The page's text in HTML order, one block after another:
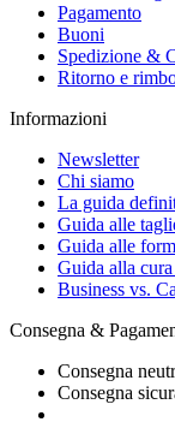
Pagamento
Buoni
Spedizione &
Ritorno e
Informazioni
Newsletter
Chi siamo
La guida
Guida alle
Guida alle
Guida alla
Business vs.
Consegna &
Consegna
Consegna